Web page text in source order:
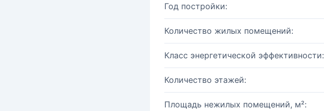
Год постройки:
Количество жилых помещений:
Класс энергетической эффективности:
Количество этажей:
Площадь нежилых помещений, м²: